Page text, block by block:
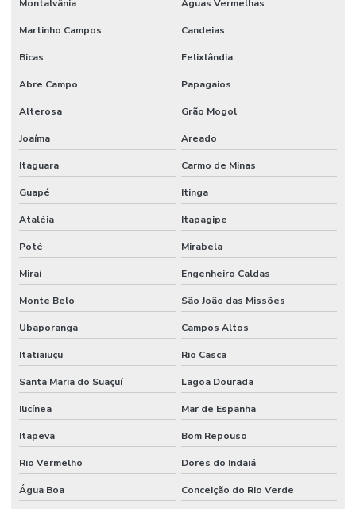
Montalvânia Águas Vermelhas
Martinho Campos Candeias
Bicas Felixlândia
Abre Campo Papagaios
Alterosa Grão Mogol
Joaíma Areado
Itaguara Carmo de Minas
Guapé Itinga
Ataléia Itapagipe
Poté Mirabela
Miraí Engenheiro Caldas
Monte Belo São João das Missões
Ubaporanga Campos Altos
Itatiaiuçu Rio Casca
Santa Maria do Suaçuí Lagoa Dourada
Ilicínea Mar de Espanha
Itapeva Bom Repouso
Rio Vermelho Dores do Indaiá
Água Boa Conceição do Rio Verde